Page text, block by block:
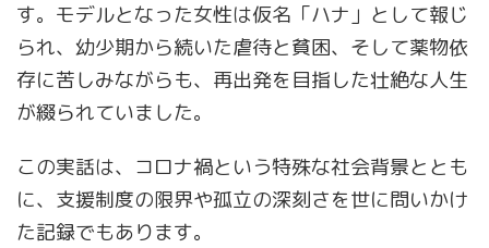
す。モデルとなった女性は仮名「ハナ」として報じ
られ、幼少期から続いた虐待と貧困、そして薬物依
存に苦しみながらも、再出発を目指した壮絶な人生
が綴られていました。
この実話は、コロナ禍という特殊な社会背景ととも
に、支援制度の限界や孤立の深刻さを世に問いかけ
た記録でもあります。